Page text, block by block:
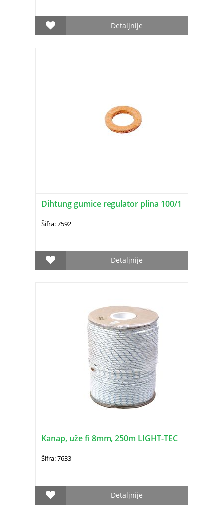
Detaljnije
Dihtung gumice regulator plina 100/1
Šifra: 7592
Detaljnije
Kanap, uže fi 8mm, 250m LIGHT-TEC
Šifra: 7633
Detaljnije